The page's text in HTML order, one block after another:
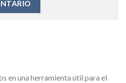
en una herramienta útil para el